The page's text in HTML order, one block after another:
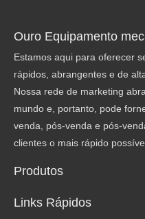
Ouro Equipamento
Estamos aqui para oferecer
rápidos, abrangentes e de
Nossa rede de marketing
mundo e, portanto, pode
venda, pós-venda e pós-
clientes o mais rápido
Produtos
Links Rápidos